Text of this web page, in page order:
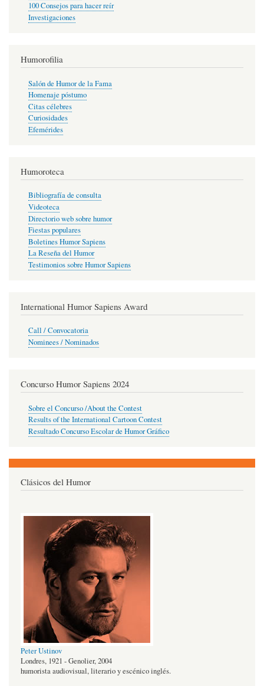
100 Consejos para hacer reír
Investigaciones
Humorofilia
Salón de Humor de la Fama
Homenaje póstumo
Citas célebres
Curiosidades
Efemérides
Humoroteca
Bibliografía de consulta
Videoteca
Directorio web sobre humor
Fiestas populares
Boletines Humor Sapiens
La Reseña del Humor
Testimonios sobre Humor Sapiens
International Humor Sapiens Award
Call / Convocatoria
Nominees / Nominados
Concurso Humor Sapiens 2024
Sobre el Concurso /About the Contest
Results of the International Cartoon Contest
Resultado Concurso Escolar de Humor Gráfico
Clásicos del Humor
Peter Ustinov
Londres, 1921 - Genolier, 2004
humorista audiovisual, literario y escénico inglés.